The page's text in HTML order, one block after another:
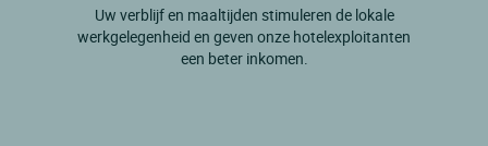
Uw verblijf en maaltijden stimuleren de lokale
werkgelegenheid en geven onze hotelexploitanten
een beter inkomen.